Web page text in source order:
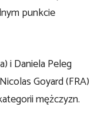
punkcie
i Daniela Peleg
Goyard (FRA)
mężczyzn.